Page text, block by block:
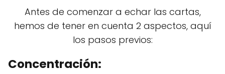
Antes de comenzar a echar las cartas,
hemos de tener en cuenta 2 aspectos, aquí
los pasos previos:
Concentración: